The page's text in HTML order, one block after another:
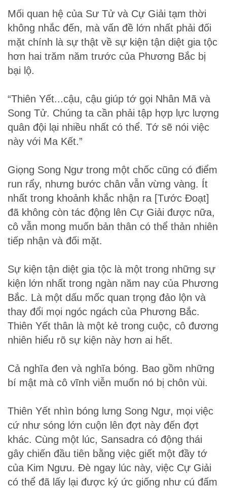
Mối quan hệ của Sư Tử và Cự Giải tạm thời
không nhắc đến, mà vấn đề lớn nhất phải đối
mặt chính là sự thật về sự kiện tận diệt gia tộc
hơn hai trăm năm trước của Phương Bắc bị
bại lộ.
“Thiên Yết...cậu, cậu giúp tớ gọi Nhân Mã và
Song Tử. Chúng ta cần phải tập hợp lực lượng
quân đội lại nhiều nhất có thể. Tớ sẽ nói việc
này với Ma Kết.”
Giọng Song Ngư trong một chốc cũng có điểm
run rẩy, nhưng bước chân vẫn vừng vàng. Ít
nhất trong khoảnh khắc nhận ra [Tước Đoạt]
đã không còn tác động lên Cự Giải được nữa,
cô vẫn mong muốn bản thân có thể thản nhiên
tiếp nhận và đối mặt.
Sự kiện tận diệt gia tộc là một trong những sự
kiện lớn nhất trong ngàn năm nay của Phương
Bắc. Là một dấu mốc quan trọng đảo lộn và
thay đổi mọi ngóc ngách của Phương Bắc.
Thiên Yết thân là một kẻ trong cuộc, cô đương
nhiên hiểu rõ sự kiện này hơn ai hết.
Cả nghĩa đen và nghĩa bóng. Bao gồm những
bí mật mà cô vĩnh viễn muốn nó bị chôn vùi.
Thiên Yết nhìn bóng lưng Song Ngư, mọi việc
cứ như sóng lớn cuộn lên đợt này đến đợt
khác. Cùng một lúc, Sansadra có động thái
gây chiến đầu tiên bằng việc giết một đầy tớ
của Kim Ngưu. Đè ngay lúc này, việc Cự Giải
có thể đã lấy lại được ký ức giống như cú đấm